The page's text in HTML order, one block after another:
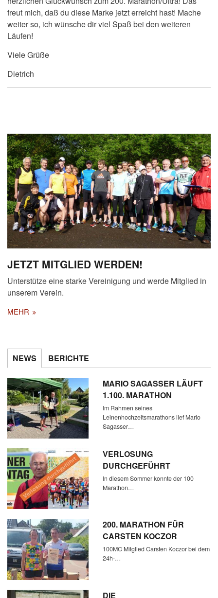
freut mich, daß du diese Marke jetzt erreicht hast! Mache
weiter so, ich wünsche dir viel Spaß bei den weiteren
Läufen!
Viele Grüße
Dietrich
JETZT MITGLIED WERDEN!
Unterstütze eine starke Vereinigung und werde Mitglied in
unserem Verein.
MEHR
NEWS BERICHTE
MARIO SAGASSER LÄUFT
1.100. MARATHON
Im Rahmen seines
Leinenhochzeitsmarathons lief Mario
Sagasser…
VERLOSUNG
DURCHGEFÜHRT
In diesem Sommer konnte der 100
Marathon…
200. MARATHON FÜR
CARSTEN KOCZOR
100MC Mitglied Carsten Koczor bei dem
24h-…
DIE